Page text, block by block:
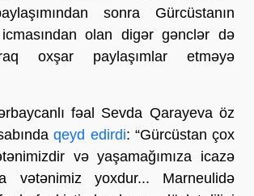
sonra Gürcüstanın
icmasından olan digər gənclər də
oxşar paylaşımlar etməyə
fəal Sevda Qarayeva öz
qeyd edirdi: “Gürcüstan çox
və yaşamağımıza icazə
vətənimiz yoxdur... Marneulidə